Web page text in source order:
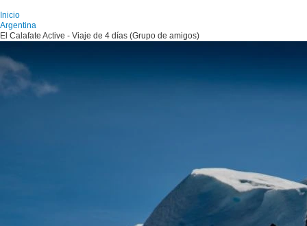
Inicio
Argentina
El Calafate Active - Viaje de 4 días (Grupo de amigos)